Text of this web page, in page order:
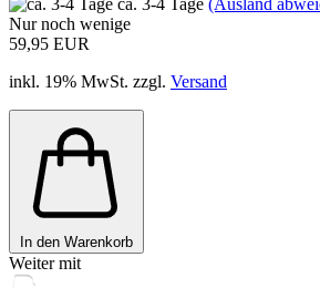
Nur noch wenige
59,95 EUR
inkl. 19% MwSt. zzgl. Versand
In den Warenkorb
Weiter mit